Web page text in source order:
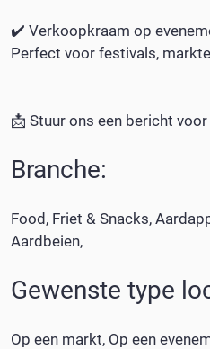
✔️ Verkoopkraam op
Perfect voor festivals,
📩 Stuur ons een bericht
Branche:
Food Friet & Snacks
Aardbeien
Gewenste type
Op een markt Op een